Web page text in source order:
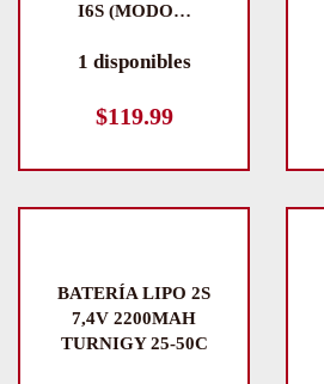
I6S (MODO…
1 disponibles
$119.99
BATERÍA LIPO 2S
7,4V 2200MAH
TURNIGY 25-50C